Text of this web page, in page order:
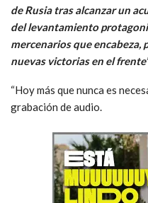
de Rusia tras alcanzar un
del levantamiento
mercenarios que encabeza,
nuevas victorias en el
“Hoy más que nunca es
grabación de audio.